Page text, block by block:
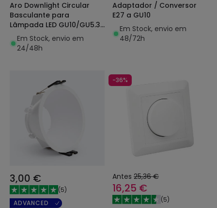
Aro Downlight Circular
Basculante para
Lâmpada LED GU10/GU5.3
Corte Ø 72 mm
Em Stock, envio em
24/48h
Adaptador / Conversor
E27 a GU10
Em Stock, envio em
48/72h
3,00 €
(5)
ADVANCED
-36%
Antes 25,36 €
16,25 €
(5)